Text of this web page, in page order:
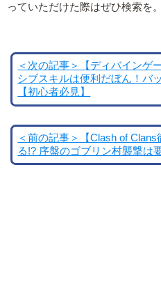
っていただけた際はぜひ検索を。
＜次の記事＞【ディバインゲ
シブスキルは便利だぼん！バ
【初心者必見】
＜前の記事＞【Clash of
る!? 序盤のゴブリン村襲撃は